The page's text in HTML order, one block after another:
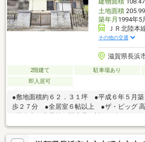
建物面積
土地面積
築年月 1994年5
ＪＲ北陸本
その他の交通
滋賀県長浜
2階建て 駐車場あり
即入居可
●敷地面積約６２．３１坪 ●平成６年５月
歩２７分 ●全居室６帖以上 ●ザ・ビッグ
（駐車台数は車種による。） ■設備：電気
汚水-本下水、雑排水-本下水、集中ＰＧ、床